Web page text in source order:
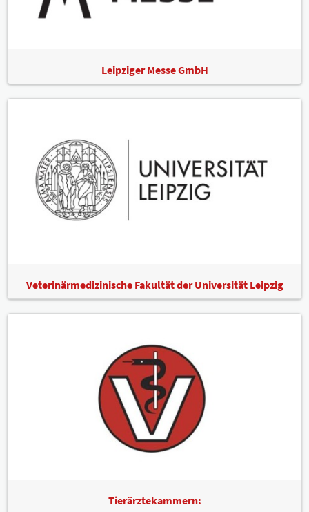
Leipziger Messe GmbH
Veterinärmedizinische Fakultät der Universität Leipzig
Tierärztekammern: